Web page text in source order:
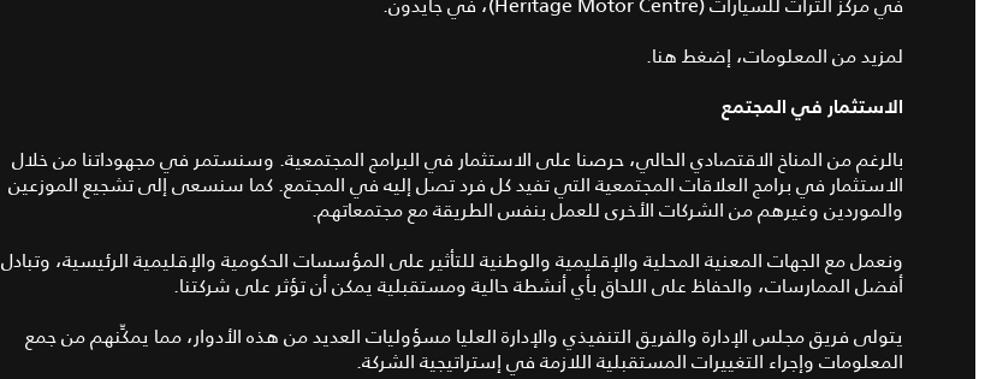
لمزيد من المعلومات، إضغط هنا.
الاستثمار في المجتمع
بالرغم من المناخ الاقتصادي الحالي، حرصنا على الاستثمار في البرامج المجتمعية. وسنستمر في مجهوداتنا من خلال
الاستثمار في برامج العلاقات المجتمعية التي تفيد كل فرد تصل إليه في المجتمع. كما سنسعى إلى تشجيع الموزعين
والموردين وغيرهم من الشركات الأخرى للعمل بنفس الطريقة مع مجتمعاتهم.
ونعمل مع الجهات المعنية المحلية والإقليمية والوطنية للتأثير على المؤسسات الحكومية والإقليمية الرئيسية، وتبادل
أفضل الممارسات، والحفاظ على اللحاق بأي أنشطة حالية ومستقبلية يمكن أن تؤثر على شركتنا.
يتولى فريق مجلس الإدارة والفريق التنفيذي والإدارة العليا مسؤوليات العديد من هذه الأدوار، مما يمكِّنهم من جمع
المعلومات وإجراء التغييرات المستقبلية اللازمة في إستراتيجية الشركة.